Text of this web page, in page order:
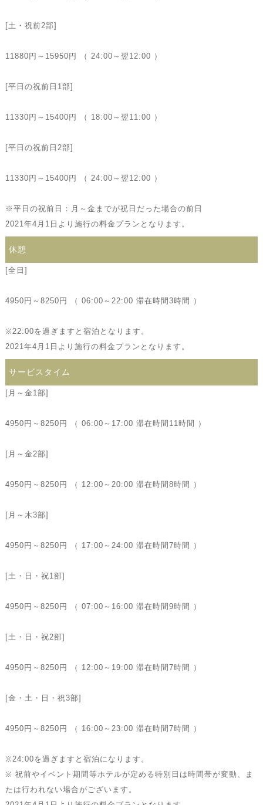
[土・祝前2部]
11880円～15950円 （ 24:00～翌12:00 ）
[平日の祝前日1部]
11330円～15400円 （ 18:00～翌11:00 ）
[平日の祝前日2部]
11330円～15400円 （ 24:00～翌12:00 ）
※平日の祝前日：月～金までが祝日だった場合の前日
2021年4月1日より施行の料金プランとなります。
休憩
[全日]
4950円～8250円 （ 06:00～22:00 滞在時間3時間 ）
※22:00を過ぎますと宿泊となります。
2021年4月1日より施行の料金プランとなります。
サービスタイム
[月～金1部]
4950円～8250円 （ 06:00～17:00 滞在時間11時間 ）
[月～金2部]
4950円～8250円 （ 12:00～20:00 滞在時間8時間 ）
[月～木3部]
4950円～8250円 （ 17:00～24:00 滞在時間7時間 ）
[土・日・祝1部]
4950円～8250円 （ 07:00～16:00 滞在時間9時間 ）
[土・日・祝2部]
4950円～8250円 （ 12:00～19:00 滞在時間7時間 ）
[金・土・日・祝3部]
4950円～8250円 （ 16:00～23:00 滞在時間7時間 ）
※24:00を過ぎますと宿泊になります。
※ 祝前やイベント期間等ホテルが定める特別日は時間帯が変動、ま
たは行われない場合がございます。